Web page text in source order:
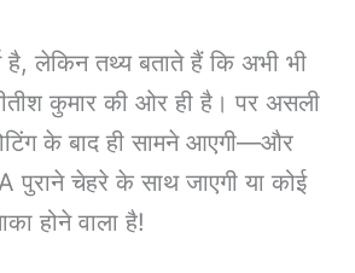
है, लेकिन तथ्य बताते हैं कि अभी भी
कुमार की ओर ही है। पर असली
के बाद ही सामने आएगी—और
पुराने चेहरे के साथ जाएगी या कोई
होने वाला है!